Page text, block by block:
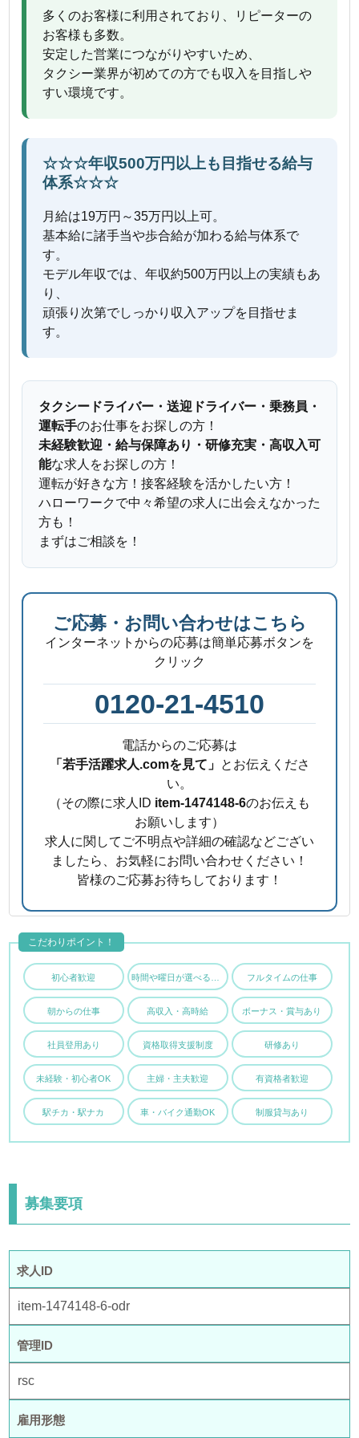
多くのお客様に利用されており、リピーターの
お客様も多数。
安定した営業につながりやすいため、
タクシー業界が初めての方でも収入を目指しや
すい環境です。
☆☆☆年収500万円以上も目指せる給与
体系☆☆☆
月給は19万円～35万円以上可。
基本給に諸手当や歩合給が加わる給与体系で
す。
モデル年収では、年収約500万円以上の実績もあ
り、
頑張り次第でしっかり収入アップを目指せま
す。
タクシードライバー・送迎ドライバー・乗務員・
運転手のお仕事をお探しの方！
未経験歓迎・給与保障あり・研修充実・高収入可
能な求人をお探しの方！
運転が好きな方！接客経験を活かしたい方！
ハローワークで中々希望の求人に出会えなかった
方も！
まずはご相談を！
ご応募・お問い合わせはこちら
インターネットからの応募は簡単応募ボタンを
クリック
0120-21-4510
電話からのご応募は
「若手活躍求人.comを見て」 とお伝えくださ
い。
（その際に求人ID item-1474148-6のお伝えも
お願いします）
求人に関してご不明点や詳細の確認などござい
ましたら、お気軽にお問い合わせください！
皆様のご応募お待ちしております！
初心者歓迎 フルタイムの仕事
朝からの仕事 高収入・高時給 ボーナス・賞与あり
社員登用あり 資格取得支援制度 研修あり
未経験・初心者OK 主婦・主夫歓迎 有資格者歓迎
駅チカ・駅ナカ 車・バイク通勤OK 制服貸与あり
こだわりポイント！
募集要項
求人ID
item-1474148-6-odr
管理ID
rsc
雇用形態